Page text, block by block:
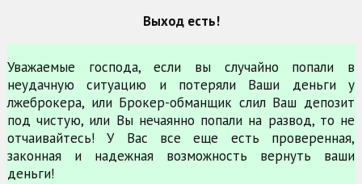
Выход есть!
Уважаемые господа, если вы случайно попали в
неудачную ситуацию и потеряли Ваши деньги у
лжеброкера, или Брокер-обманщик слил Ваш депозит
под чистую, или Вы нечаянно попали на развод, то не
отчаивайтесь! У Вас все еще есть проверенная,
законная и надежная возможность вернуть ваши
деньги!